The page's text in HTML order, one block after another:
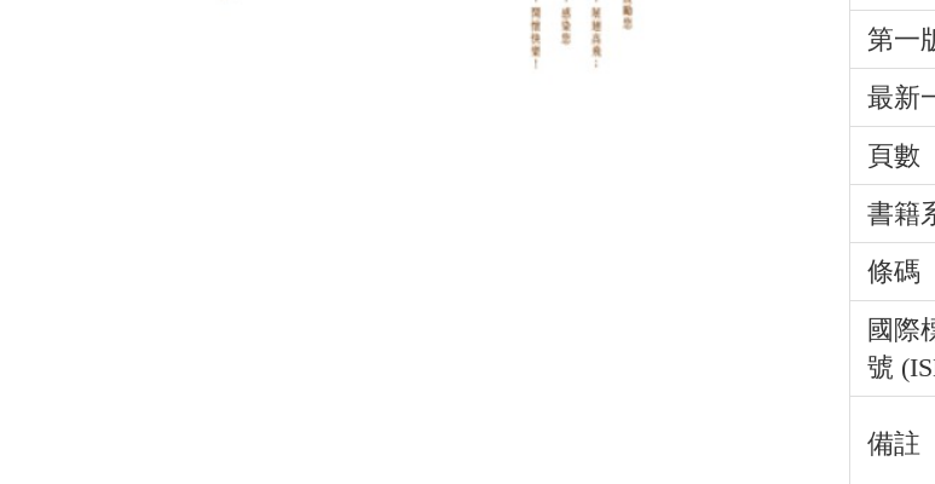
第一
最新
頁數
書籍
條碼
國際
號
備註